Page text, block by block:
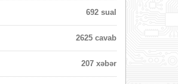
692 sual
2625 cavab
207 xəbər